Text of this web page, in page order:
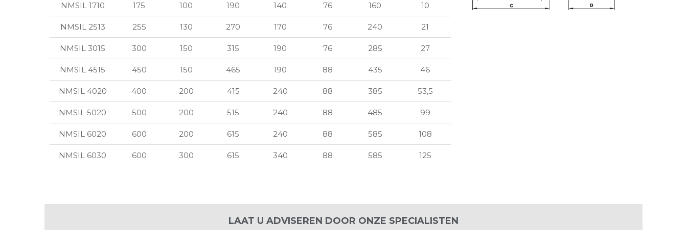
NMSIL 1710 175 100 190 140 76 160 10
NMSIL 2513 255 130 270 170 76 240 21
NMSIL 3015 300 150 315 190 76 285 27
NMSIL 4515 450 150 465 190 88 435 46
NMSIL 4020 400 200 415 240 88 385 53,5
NMSIL 5020 500 200 515 240 88 485 99
NMSIL 6020 600 200 615 240 88 585 108
NMSIL 6030 600 300 615 340 88 585 125
LAAT U ADVISEREN DOOR ONZE SPECIALISTEN